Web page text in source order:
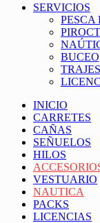
SERVICIOS
PESCA
INICIO
CARRETES
CAÑAS
SEÑUELOS
HILOS
VESTUARIO
NAUTICA
PACKS
LICENCIAS